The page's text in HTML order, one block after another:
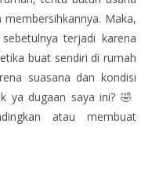
Maka,
terjadi karena
buat sendiri di rumah
suasana dan kondisi
ya dugaan saya ini? 🤣
atau membuat